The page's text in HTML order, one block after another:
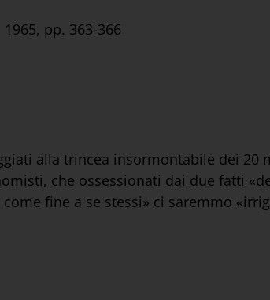
pp. 363-366
alla trincea insormontabile dei 20
che ossessionati dai due fatti
fine a se stessi» ci saremmo